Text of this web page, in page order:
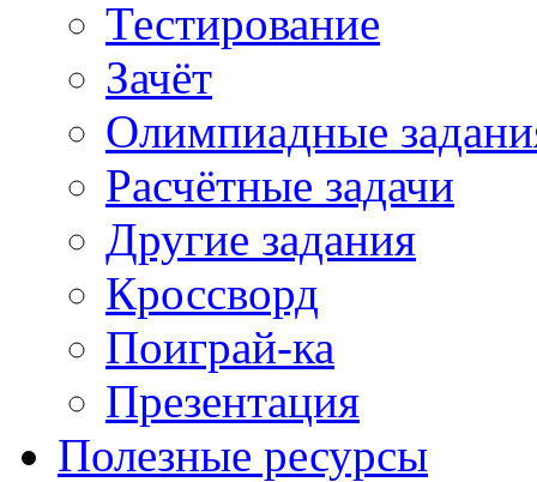
Тестирование
Зачёт
Олимпиадные
Расчётные задачи
Другие задания
Кроссворд
Поиграй-ка
Презентация
Полезные ресурсы